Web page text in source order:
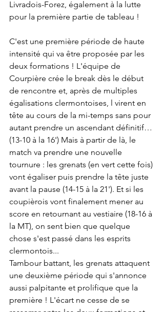
Livradois-Forez, également à la lutte
pour la première partie de tableau !
C'est une première période de haute
intensité qui va être proposée par les
deux formations ! L'équipe de
Courpière crée le break dès le début
de rencontre et, après de multiples
égalisations clermontoises, l virent en
tête au cours de la mi-temps sans pour
autant prendre un ascendant définitif…
(13-10 à la 16') Mais à partir de là, le
match va prendre une nouvelle
tournure : les grenats (en vert cette fois)
vont égaliser puis prendre la tête juste
avant la pause (14-15 à la 21'). Et si les
coupièrois vont finalement mener au
score en retournant au vestiaire (18-16 à
la MT), on sent bien que quelque
chose s'est passé dans les esprits
clermontois...
Tambour battant, les grenats attaquent
une deuxième période qui s'annonce
aussi palpitante et prolifique que la
première ! L'écart ne cesse de se